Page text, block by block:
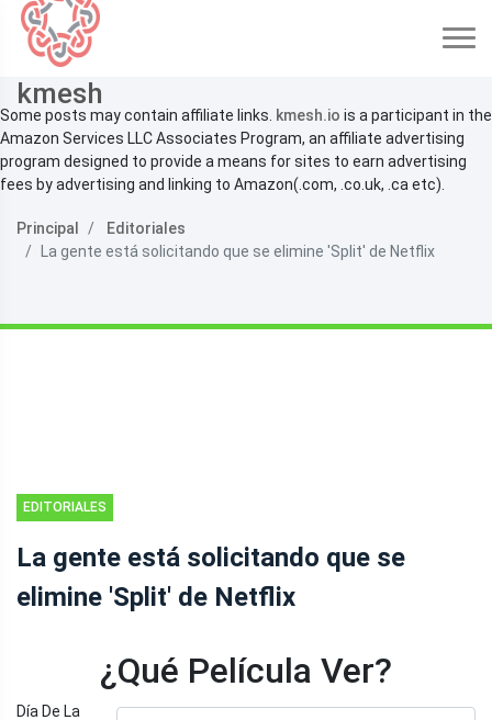
kmesh
Some posts may contain affiliate links. kmesh.io is a participant in the
Amazon Services LLC Associates Program, an affiliate advertising
program designed to provide a means for sites to earn advertising
fees by advertising and linking to Amazon(.com, .co.uk, .ca etc).
Principal
Editoriales
La gente está solicitando que se elimine 'Split' de Netflix
EDITORIALES
La gente está solicitando que se
elimine 'Split' de Netflix
¿Qué Película Ver?
Día De La